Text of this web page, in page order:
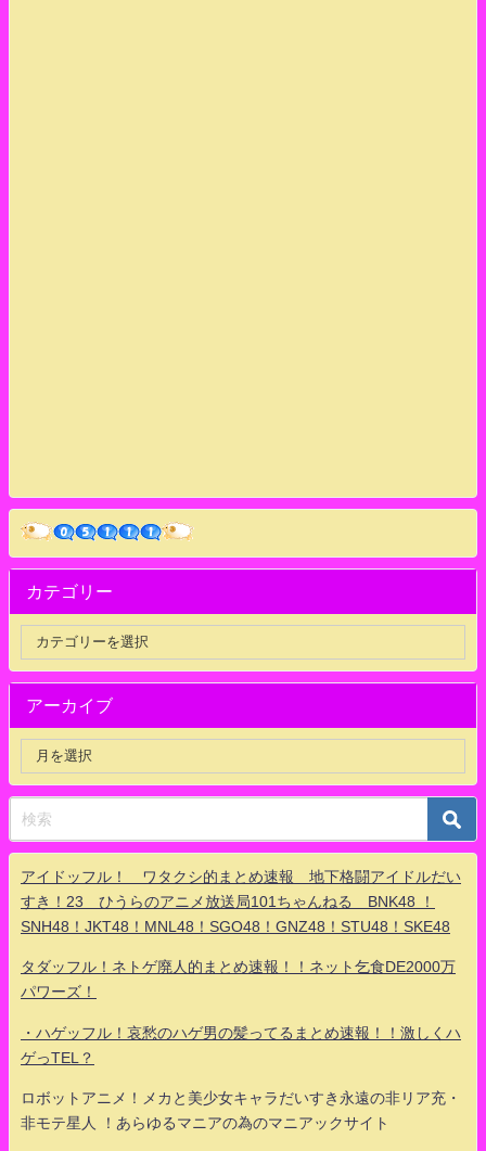
カテゴリー
アーカイブ
アイドッフル！ ワタクシ的まとめ速報 地下格闘アイドルだい
すき！23 ひうらのアニメ放送局101ちゃんねる BNK48 ！
SNH48！JKT48！MNL48！SGO48！GNZ48！STU48！SKE48
タダッフル！ネトゲ廃人的まとめ速報！！ネット乞食DE2000万
パワーズ！
・ハゲッフル！哀愁のハゲ男の髪ってるまとめ速報！！激しくハ
ゲっTEL？
ロボットアニメ！メカと美少女キャラだいすき永遠の非リア充・
非モテ星人 ！あらゆるマニアの為のマニアックサイト